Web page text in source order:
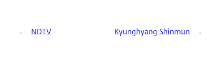
← NDTV Kyunghyang Shinmun →